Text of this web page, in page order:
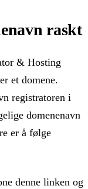
raskt
& Hosting
et domene.
registratoren i
domenenavn
er å følge
denne linken og